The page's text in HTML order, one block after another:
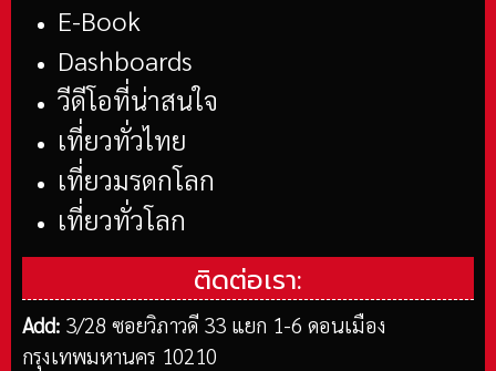
E-Book
Dashboards
วีดีโอที่น่าสนใจ
เที่ยวทั่วไทย
เที่ยวมรดกโลก
เที่ยวทั่วโลก
ติดต่อเรา:
Add: 3/28 ซอยวิภาวดี 33 แยก 1-6 ดอนเมือง
กรุงเทพมหานคร 10210